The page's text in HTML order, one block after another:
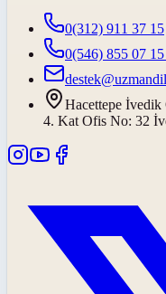
0(312) 911 37 15
0(546) 855 07 15
Hacettepe
4. Kat Ofis No: 32